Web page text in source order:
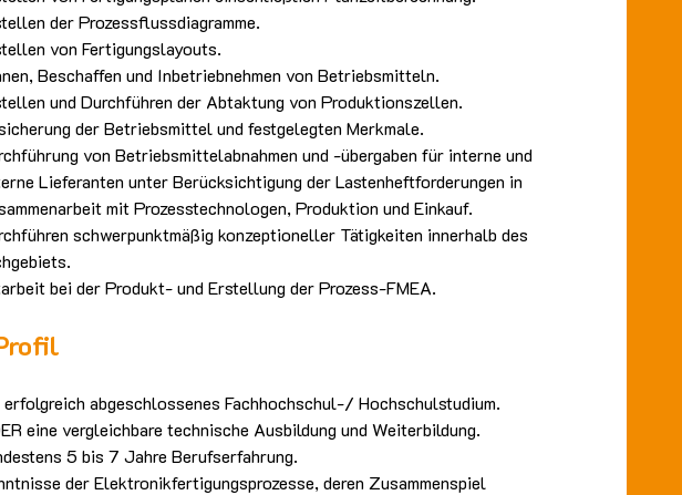
der Prozessflussdiagramme.
von Fertigungslayouts.
Beschaffen und Inbetriebnehmen von Betriebsmitteln.
und Durchführen der Abtaktung von Produktionszellen.
der Betriebsmittel und festgelegten Merkmale.
von Betriebsmittelabnahmen und -übergaben für interne und
Lieferanten unter Berücksichtigung der Lastenheftforderungen in
mit Prozesstechnologen, Produktion und Einkauf.
schwerpunktmäßig konzeptioneller Tätigkeiten innerhalb des
bei der Produkt- und Erstellung der Prozess-FMEA.
erfolgreich abgeschlossenes Fachhochschul-/ Hochschulstudium.
eine vergleichbare technische Ausbildung und Weiterbildung.
5 bis 7 Jahre Berufserfahrung.
der Elektronikfertigungsprozesse, deren Zusammenspiel